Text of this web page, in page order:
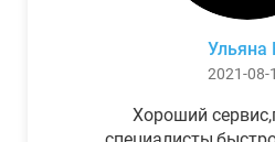
Ульяна
2021-08-
Хороший